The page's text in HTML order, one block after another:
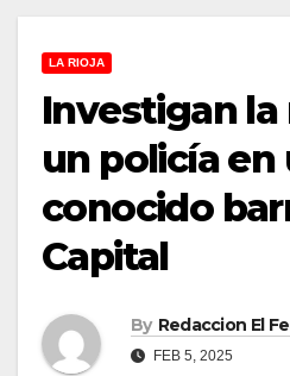
LA RIOJA
Investigan
un policía en
conocido
Capital
By Redaccion El
FEB 5, 2025